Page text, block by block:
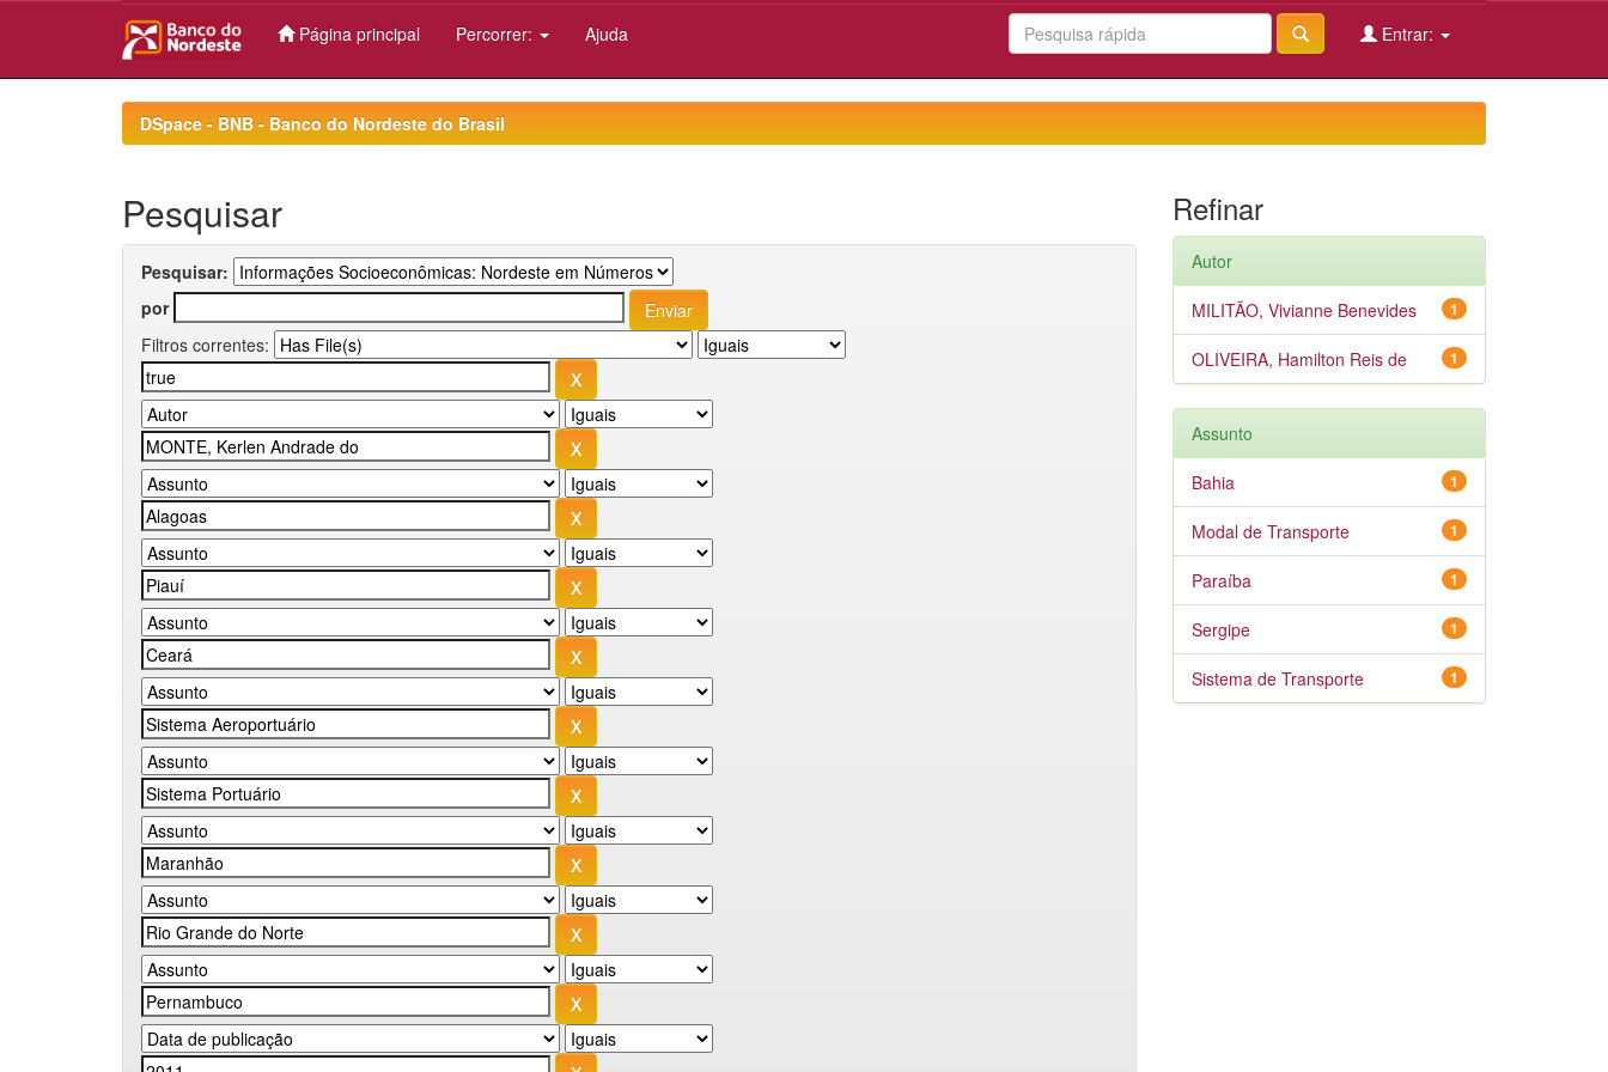
Página principal Percorrer: Ajuda Entrar:
DSpace - BNB - Banco do Nordeste do Brasil
Pesquisar
Pesquisar:
por
Filtros correntes:
Refinar
Autor
1
MILITÃO, Vivianne Benevides
1
OLIVEIRA, Hamilton Reis de
Assunto
1
Bahia
1
Modal de Transporte
1
Paraíba
1
Sergipe
1
Sistema de Transporte